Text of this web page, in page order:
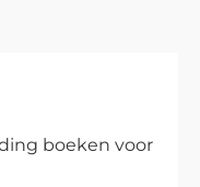
boeken voor